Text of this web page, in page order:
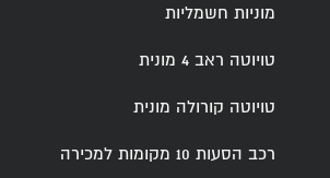
מוניות חשמליות
טויוטה ראב 4 מונית
טויוטה קורולה מונית
רכב הסעות 10 מקומות למכירה